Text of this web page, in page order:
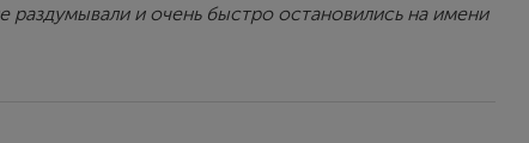
раздумывали и очень быстро остановились на имени